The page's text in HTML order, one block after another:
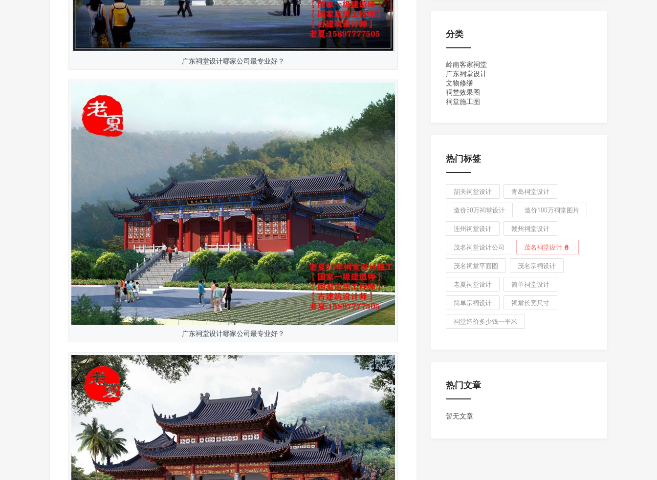
广东祠堂设计哪家公司最专业好？
广东祠堂设计哪家公司最专业好？
分类
岭南客家祠堂
广东祠堂设计
文物修缮
祠堂效果图
祠堂施工图
热门标签
韶关祠堂设计 青岛祠堂设计
造价50万祠堂设计 造价100万祠堂图片
连州祠堂设计 赣州祠堂设计
茂名祠堂设计公司 茂名祠堂设计
茂名祠堂平面图 茂名宗祠设计
老夏祠堂设计 简单祠堂设计
简单宗祠设计 祠堂长宽尺寸
祠堂造价多少钱一平米
热门文章
暂无文章